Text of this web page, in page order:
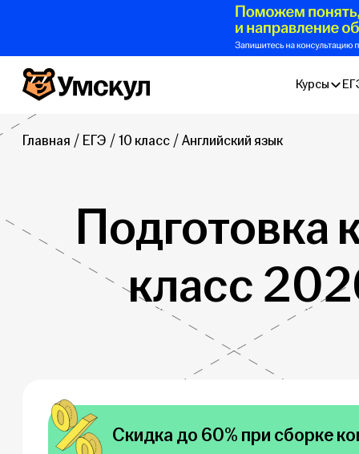
Умскул
Курсы
Главная ЕГЭ 10 класс Английский язык
Подготовка
класс
Скидка до 60% при сборке